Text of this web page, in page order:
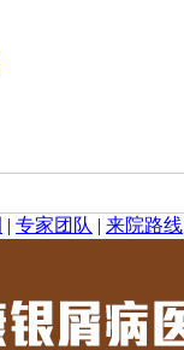
| 专家团队 | 来院路线